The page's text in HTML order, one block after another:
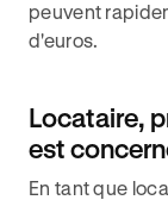
peuvent
d'euros.
Locataire,
est
En tant que